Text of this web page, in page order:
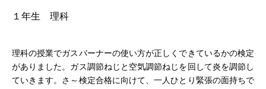
１年生 理科
理科の授業でガスバーナーの使い方が正しくできているかの検定
がありました。ガス調節ねじと空気調節ねじを回して炎を調節し
ていきます。さ～検定合格に向けて、一人ひとり緊張の面持ちで